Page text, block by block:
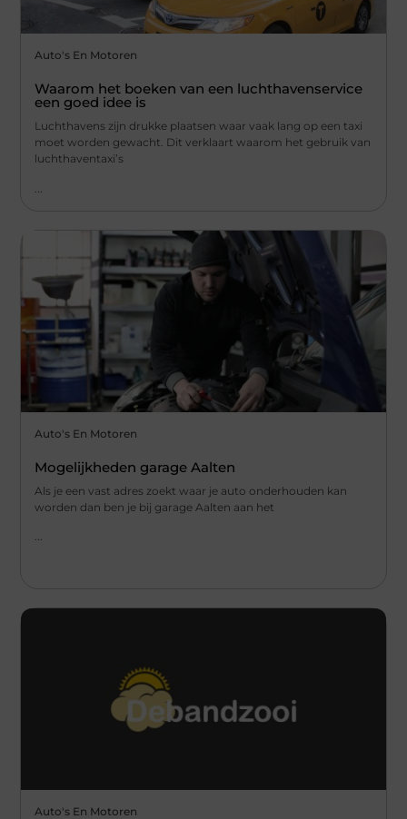
Auto's En Motoren
Waarom het boeken van een luchthavenservice
een goed idee is
Luchthavens zijn drukke plaatsen waar vaak lang op een taxi
moet worden gewacht. Dit verklaart waarom het gebruik van
luchthaventaxi’s
Auto's En Motoren
Mogelijkheden garage Aalten
Als je een vast adres zoekt waar je auto onderhouden kan
worden dan ben je bij garage Aalten aan het
Auto's En Motoren